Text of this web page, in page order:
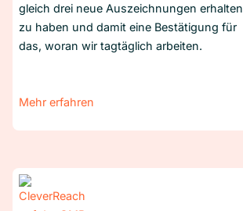
gleich drei neue Auszeichnungen erhalten
zu haben und damit eine Bestätigung für
das, woran wir tagtäglich arbeiten.
Mehr erfahren